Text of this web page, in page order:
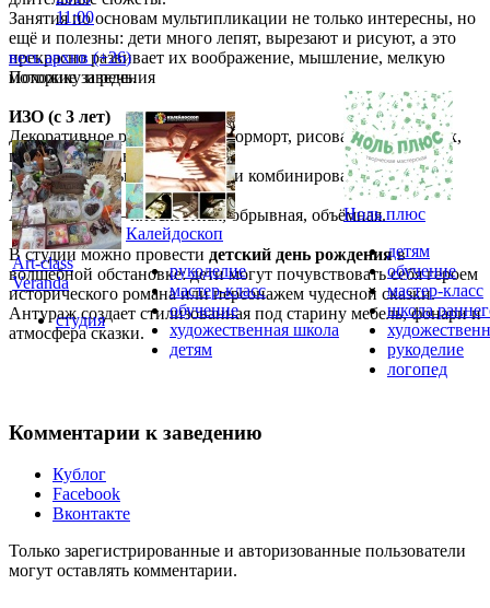
Занятия по основам мультипликации не только интересны, но
ещё и полезны: дети много лепят, вырезают и рисуют, а это
прекрасно развивает их воображение, мышление, мелкую
моторику и речь.
ИЗО (с 3 лет)
Декоративное рисование, натюрморт, рисование животных,
пейзаж, рисование человека.
Конструктивный, рельефный и комбинированный способ
лепки.
Аппликация — плоскостная, обрывная, объёмная.
В студии можно провести детский день рожденияв
волшебной обстановке: дети могут почувствовать себя героем
исторического романа или персонажем чудесной сказки.
Антураж создает стилизованная под старину мебель, фонари и
атмосфера сказки.
11:00
весь архив (+26)
Похожие заведения
Art-class
Veranda
студия
Калейдоскоп
рукоделие
мастер-класс
обучение
художественная школа
детям
Ноль плюс
детям
обучение
мастер-класс
школа
рукоделие
логопед
Комментарии к заведению
Кублог
Facebook
Вконтакте
Только зарегистрированные и авторизованные пользователи
могут оставлять комментарии.